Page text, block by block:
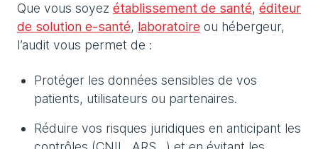
Que vous soyez établissement de santé, éditeur
de solution e-santé, laboratoire ou hébergeur,
l’audit vous permet de :
Protéger les données sensibles de vos
patients, utilisateurs ou partenaires.
Réduire vos risques juridiques en anticipant les